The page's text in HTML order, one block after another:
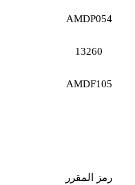
AMDP054
13260
AMDF105
رمز المقرر